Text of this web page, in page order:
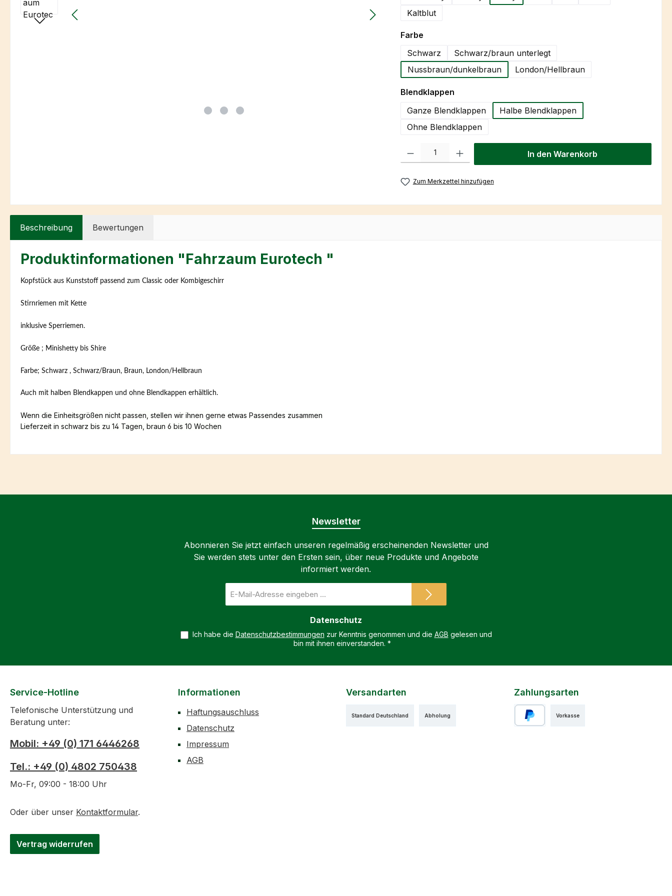
Kaltblut
Farbeauswählen
Schwarz
Schwarz/braun unterlegt
Nussbraun/dunkelbraun
London/Hellbraun
Blendklappenauswählen
Ganze Blendklappen
Halbe Blendklappen
Ohne Blendklappen
Produkt Anzahl: Gib den gewünschten Wert ein oder benutze die Schaltflächen
In den Warenkorb
Zum Merkzettel hinzufügen
Beschreibung Bewertungen
Produktinformationen "Fahrzaum Eurotech "
Kopfstück aus Kunststoff passend zum Classic oder Kombigeschirr
Stirnriemen mit Kette
inklusive Sperriemen.
Größe ; Minishetty bis Shire
Farbe; Schwarz , Schwarz/Braun, Braun, London/Hellbraun
Auch mit halben Blendkappen und ohne Blendkappen erhältlich.
Wenn die Einheitsgrößen nicht passen, stellen wir ihnen gerne etwas Passendes zusammen
Lieferzeit in schwarz bis zu 14 Tagen, braun 6 bis 10 Wochen
Newsletter
Abonnieren Sie jetzt einfach unseren regelmäßig erscheinenden Newsletter und
Sie werden stets unter den Ersten sein, über neue Produkte und Angebote
informiert werden.
Mail-
Datenschutz
Ich habe die Datenschutzbestimmungen zur Kenntnis genommen und die AGB gelesen und
bin mit ihnen einverstanden. *
Service-Hotline
Telefonische Unterstützung und
Beratung unter:
Mobil: +49 (0) 171 6446268
Tel.: +49 (0) 4802 750438
Mo-Fr, 09:00 - 18:00 Uhr
Oder über unser Kontaktformular.
Vertrag widerrufen
Informationen
Haftungsauschluss
Datenschutz
Impressum
AGB
Versandarten
Standard Deutschland Abholung
Zahlungsarten
Vorkasse